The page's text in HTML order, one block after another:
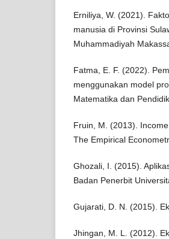
Erniliya, W. (2021).
manusia di Provinsi
Muhammadiyah
Fatma, E. F. (2022).
menggunakan model
Matematika dan
Fruin, M. (2013).
The Empirical
Ghozali, I. (2015).
Badan Penerbit
Gujarati, D. N. (2015).
Jhingan, M. L. (2012).